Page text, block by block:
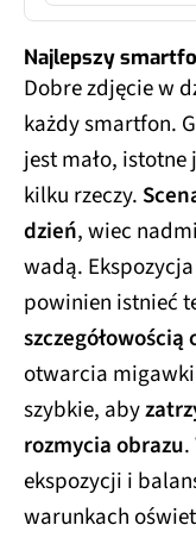
Najlepszy
Dobre zdjęcie w
każdy smartfon.
jest mało,
kilku rzeczy.
dzień, wiec
wadą.
powinien istnieć
otwarcia
szybkie, aby
rozmycia obrazu
ekspozycji i
warunkach